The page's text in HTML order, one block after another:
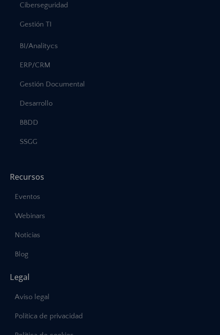
Ciberseguridad
Gestión TI
BI/Analitycs
ERP/CRM
Gestión Documental
Desarrollo
BBDD
SSGG
Recursos
Eventos
Webinars
Noticias
Blog
Legal
Aviso legal
Política de privacidad